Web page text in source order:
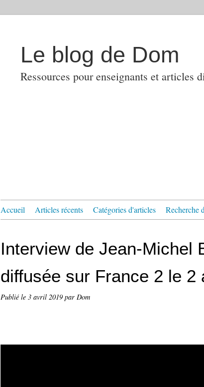
Le blog de Dom
Ressources pour enseignants et articles
Accueil Articles récents Catégories d'articles Recherche
Interview de Jean-Michel
diffusée sur France 2 le 2
Publié le 3 avril 2019 par Dom